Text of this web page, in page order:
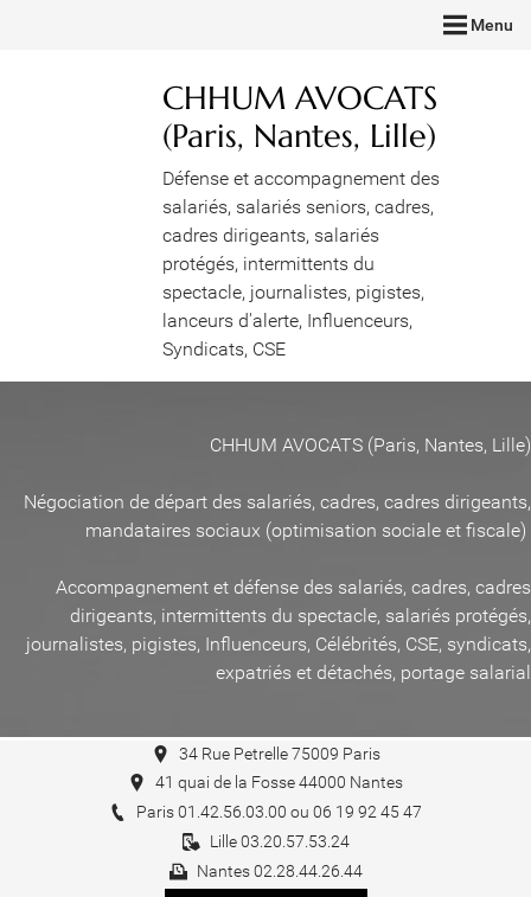
Menu
CHHUM AVOCATS
(Paris, Nantes, Lille)
Défense et accompagnement des
salariés, salariés seniors, cadres,
cadres dirigeants, salariés
protégés, intermittents du
spectacle, journalistes, pigistes,
lanceurs d'alerte, Influenceurs,
Syndicats, CSE
CHHUM AVOCATS (Paris, Nantes, Lille)
Négociation de départ des salariés, cadres, cadres dirigeants,
mandataires sociaux (optimisation sociale et fiscale)
Accompagnement et défense des salariés, cadres, cadres
dirigeants, intermittents du spectacle, salariés protégés,
journalistes, pigistes, Influenceurs, Célébrités, CSE, syndicats,
expatriés et détachés, portage salarial
34 Rue Petrelle 75009 Paris
41 quai de la Fosse 44000 Nantes
Paris 01.42.56.03.00 ou 06 19 92 45 47
Lille 03.20.57.53.24
Nantes 02.28.44.26.44